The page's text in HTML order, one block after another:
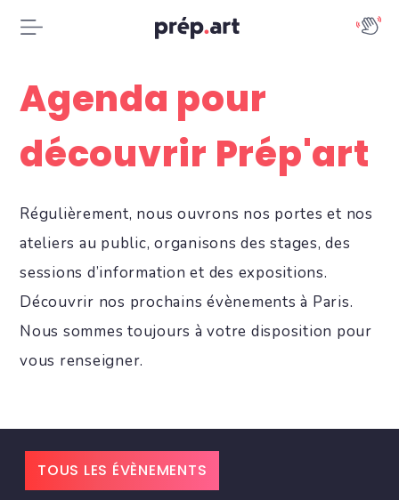
Agenda pour
découvrir Prép'art
Régulièrement, nous ouvrons nos portes et nos
ateliers au public, organisons des stages, des
sessions d’information et des expositions.
Découvrir nos prochains évènements à Paris.
Nous sommes toujours à votre disposition pour
vous renseigner.
TOUS LES ÉVÈNEMENTS